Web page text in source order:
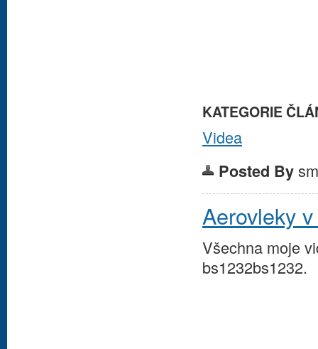
KATEGORIE
Videa
Posted By
Aerovleky
Všechna moje
bs1232bs1232.